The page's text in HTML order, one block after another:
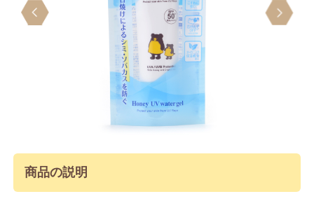
Previous Next
商品の説明